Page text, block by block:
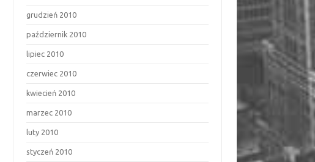
grudzień 2010
październik 2010
lipiec 2010
czerwiec 2010
kwiecień 2010
marzec 2010
luty 2010
styczeń 2010